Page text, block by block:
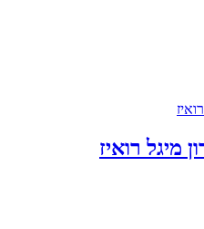
מיגל רואיז